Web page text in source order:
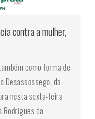
contra a mulher,
como forma de
Desassossego, da
nesta sexta-feira
Rodrigues da